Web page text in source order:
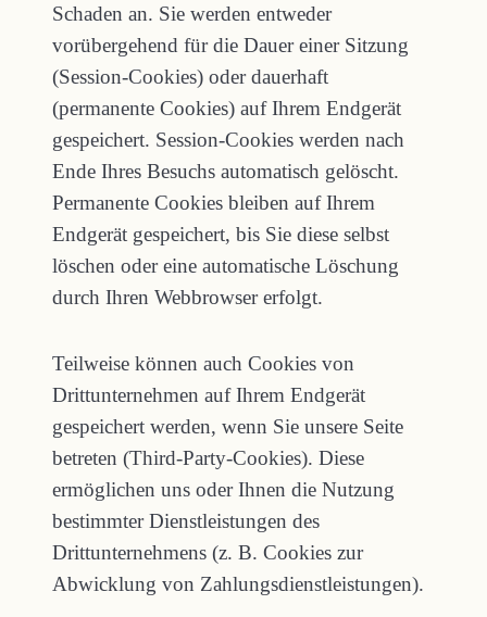
Schaden an. Sie werden entweder
vorübergehend für die Dauer einer Sitzung
(Session-Cookies) oder dauerhaft
(permanente Cookies) auf Ihrem Endgerät
gespeichert. Session-Cookies werden nach
Ende Ihres Besuchs automatisch gelöscht.
Permanente Cookies bleiben auf Ihrem
Endgerät gespeichert, bis Sie diese selbst
löschen oder eine automatische Löschung
durch Ihren Webbrowser erfolgt.
Teilweise können auch Cookies von
Drittunternehmen auf Ihrem Endgerät
gespeichert werden, wenn Sie unsere Seite
betreten (Third-Party-Cookies). Diese
ermöglichen uns oder Ihnen die Nutzung
bestimmter Dienstleistungen des
Drittunternehmens (z. B. Cookies zur
Abwicklung von Zahlungsdienstleistungen).